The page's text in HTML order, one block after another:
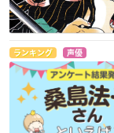
宇宙戦艦ヤマト2199
ランキング 声優